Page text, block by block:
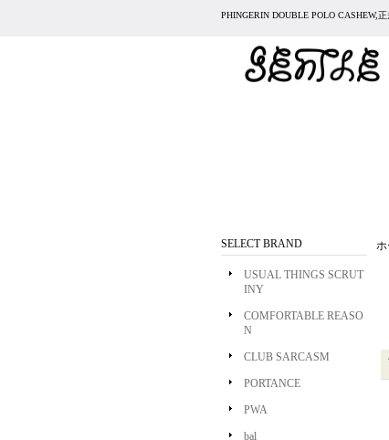
PHINGERIN DOUBLE POLO CASHEW,
SELECT BRAND
USUAL THINGS SCRUT
INY
COMFORTABLE REASO
N
CLUB SARCASM
PORTANCE
PWA
bal
ホ